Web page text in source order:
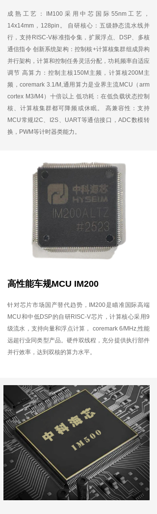
令让各种通信设备、家用电器、家庭安防、照明等装置
做出相应的动作,以便更加有效服务用户且减少用户劳
务量。在此基础上,综合利用计算机、网络通讯、家电
控制等技术,将家庭智能控制、信息交流及消费服务等
家居生活有效地结合起来,并创造出高效、舒适、安
全、便捷的个性化家居生活。
■ 智能中控屏
■
IoT智能硬件
■ 物联网云平台
通过各种感知技术,接收探测信号并予以判断后,给出指
令让各种通信设备、家用电器、家庭安防、照明等装置
做出相应的动作,以便更加有效服务用户且减少用户劳
务量。在此基础上,综合利用计算机、网络通讯、家电
控制等技术,将家庭智能控制、信息交流及消费服务等
家居生活有效地结合起来,并创造出高效、舒适、安
全、便捷的个性化家居生活。
■
智能中控屏
■ IoT智能硬件
■
物联网云平台
通过各种感知技术,接收探测信号并予以判断后,给出指
令让各种通信设备、家用电器、家庭安防、照明等装置
做出相应的动作,以便更加有效服务用户且减少用户劳
务量。在此基础上,综合利用计算机、网络通讯、家电
控制等技术,将家庭智能控制、信息交流及消费服务等
家居生活有效地结合起来,并创造出高效、舒适、安
全、便捷的个性化家居生活。
■
智能中控屏
■ IoT智能硬件
■
物联网云平台
通过各种感知技术,接收探测信号并予以判断后,给出指
令让各种通信设备、家用电器、家庭安防、照明等装置
做出相应的动作,以便更加有效服务用户且减少用户劳
务量。在此基础上,综合利用计算机、网络通讯、家电
控制等技术,将家庭智能控制、信息交流及消费服务等
家居生活有效地结合起来,并创造出高效、舒适、安
全、便捷的个性化家居生活。
■
智能中控屏
■ IoT智能硬件
■
物联网云平台
成熟工艺：IM100采用中芯国际55nm工艺，
14x14mm，128pin。 自研核心：五级静态流水线并
行，支持RISC-V标准指令集，扩展浮点、DSP、多核
通信指令 创新系统架构：控制核+计算核集群组成异构
并行架构，计算和控制任务灵活分配，功耗频率自适应
调节 高算力：控制主核150M主频，计算核200M主
频，coremark 3.1/M,通用算力是业界主流MCU（arm
cortex M3/M4）十倍以上 低功耗：在低负载状态控制
核、计算核集群都可降频或休眠。 高兼容性：支持
MCU常规I2C、I2S、UART等通信接口，ADC数模转
换，PWM等计时器类能力。
高性能车规MCU IM200
针对芯片市场国产替代趋势，IM200是瞄准国际高端
MCU和中低DSP的自研RISC-V芯片，计算核心采用9
级流水，支持向量和浮点计算， coremark 6/MHz,性能
远超行业同类型产品。硬件双线程，充分提供执行部件
并行效率，达到双核的算力水平。